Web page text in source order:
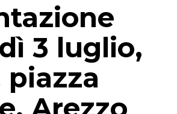
3 luglio,
piazza